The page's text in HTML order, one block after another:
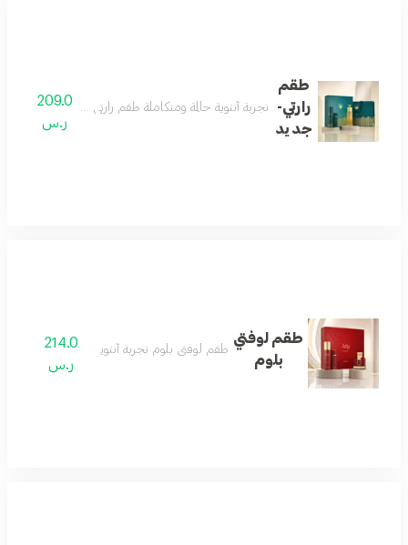
طقم
رارتي-
جديد
تجربة أنثوية حالمة ومتكاملة طقم رارتي يقدّم تجربة عطرية
209.0
ر.س
طقم لوفتي
بلوم
طقم لوفتي بلوم تجربة أنثوية متكاملة
214.0
ر.س